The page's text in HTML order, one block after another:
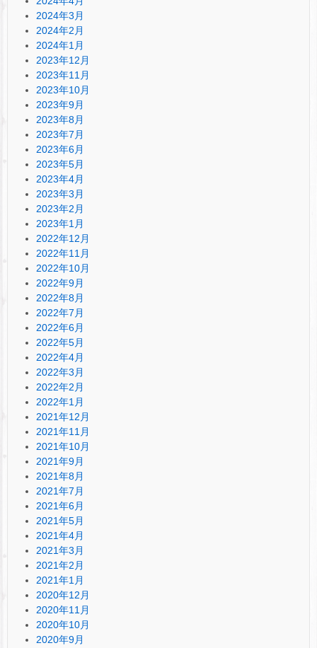
2024年3月
2024年2月
2024年1月
2023年12月
2023年11月
2023年10月
2023年9月
2023年8月
2023年7月
2023年6月
2023年5月
2023年4月
2023年3月
2023年2月
2023年1月
2022年12月
2022年11月
2022年10月
2022年9月
2022年8月
2022年7月
2022年6月
2022年5月
2022年4月
2022年3月
2022年2月
2022年1月
2021年12月
2021年11月
2021年10月
2021年9月
2021年8月
2021年7月
2021年6月
2021年5月
2021年4月
2021年3月
2021年2月
2021年1月
2020年12月
2020年11月
2020年10月
2020年9月